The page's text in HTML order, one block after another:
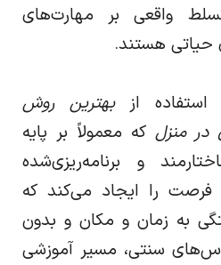
واقعی بر مهارت‌های
حیاتی هستند.
از بهترین روش
منزلکه معمولاً بر پایه
و برنامه‌ریزی‌شده
را ایجاد می‌کند که
به زمان و مکان و بدون
سنتی، مسیر آموزشی